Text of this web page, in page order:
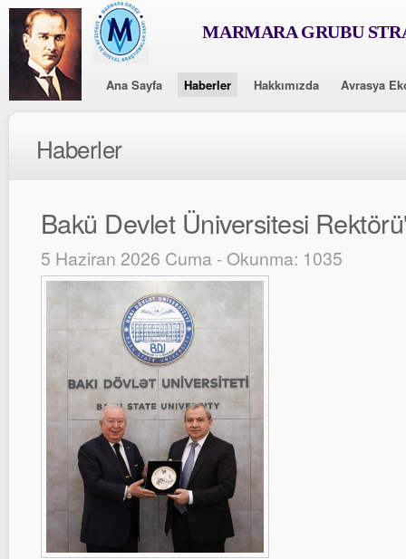
MARMARA GRUBU
Ana Sayfa Haberler Hakkımızda Avrasya
Haberler
Bakü Devlet Üniversitesi
5 Haziran 2026 Cuma - Okunma: 1035